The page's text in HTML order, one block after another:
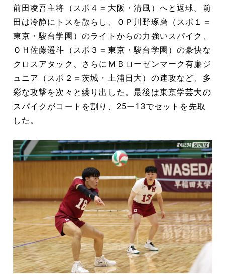
前田凌吾主将（スポ４＝大阪・清風）へと返球。前
田は冷静にトスを散らし、ＯＰ川野琢磨（スポ１＝
東京・駿台学園）のライトからの力強いスパイク、
ＯＨ佐藤遥斗（スポ３＝東京・駿台学園）の豪快な
クロスアタック、さらにＭＢローゼンマーク有廉ジ
ュニア（スポ２＝茨城・土浦日大）の速攻など、多
彩な攻撃を次々と繰り出した。最後は東京学芸大の
スパイクがコートを割り、25ー13でセットを先取
した。